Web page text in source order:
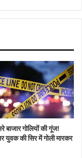
बाजार गोलियों की गूंज!
युवक की सिर में गोली मारकर